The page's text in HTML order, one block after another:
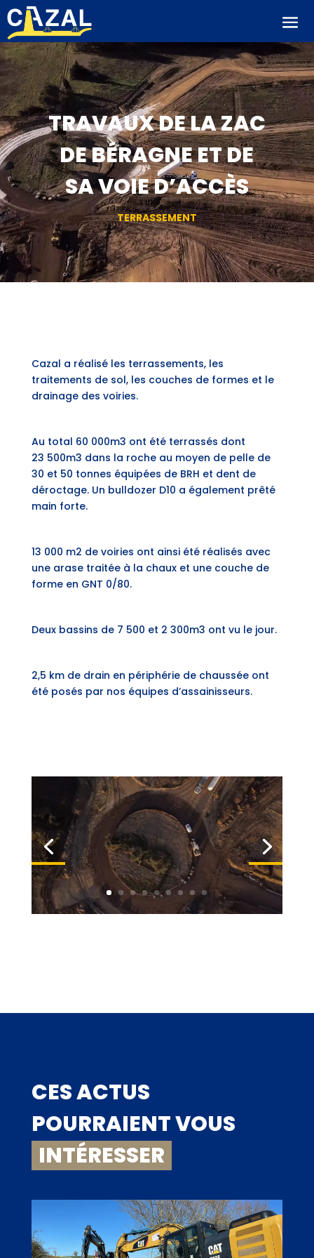
TRAVAUX DE LA ZAC
DE BÉRAGNE ET DE
SA VOIE D’ACCÈS
TERRASSEMENT
Cazal a réalisé les terrassements, les
traitements de sol, les couches de formes et le
drainage des voiries.
Au total 60 000m3 ont été terrassés dont
23 500m3 dans la roche au moyen de pelle de
30 et 50 tonnes équipées de BRH et dent de
déroctage. Un bulldozer D10 a également prêté
main forte.
13 000 m2 de voiries ont ainsi été réalisés avec
une arase traitée à la chaux et une couche de
forme en GNT 0/80.
Deux bassins de 7 500 et 2 300m3 ont vu le jour.
2,5 km de drain en périphérie de chaussée ont
été posés par nos équipes d’assainisseurs.
CES ACTUS
POURRAIENT VOUS
INTÉRESSER